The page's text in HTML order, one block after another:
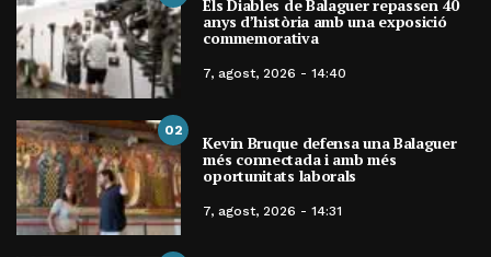
Els Diables de Balaguer repassen 40
anys d’història amb una exposició
commemorativa
7, agost, 2026 - 14:40
02
Kevin Bruque defensa una Balaguer
més connectada i amb més
oportunitats laborals
7, agost, 2026 - 14:31